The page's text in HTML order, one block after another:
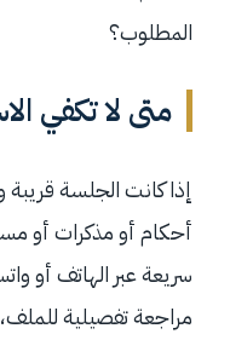
المطلوب؟
متى لا تكفي
إذا كانت الجلسة
أحكام أو مذكرات أو
سريعة عبر الهاتف أو
مراجعة تفصيلية